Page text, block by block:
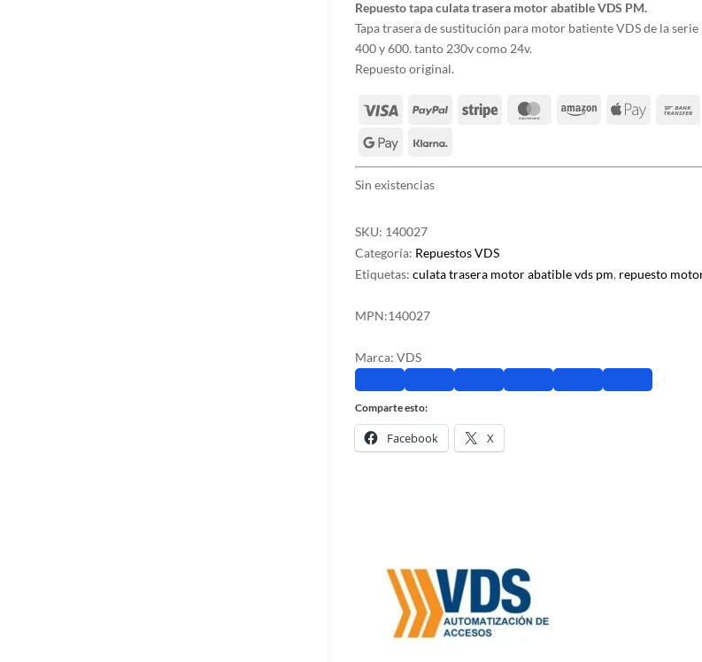
Repuesto tapa culata trasera motor abatible VDS PM.
Tapa trasera de sustitución para motor batiente VDS de la
400 y 600. tanto 230v como 24v.
Repuesto original.
Sin existencias
SKU: 140027
Categoría: Repuestos VDS
Etiquetas: culata trasera motor abatible vds pm, repuesto
MPN:140027
Marca: VDS
Comparte esto:
Facebook X